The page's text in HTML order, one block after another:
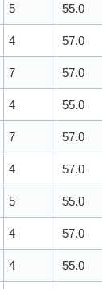
5 55.0
4 57.0
7 57.0
4 55.0
7 57.0
4 57.0
5 55.0
4 57.0
4 55.0